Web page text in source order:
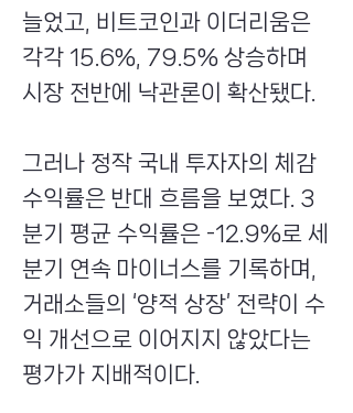
늘었고, 비트코인과 이더리움은
각각 15.6%, 79.5% 상승하며
시장 전반에 낙관론이 확산됐다.
그러나 정작 국내 투자자의 체감
수익률은 반대 흐름을 보였다. 3
분기 평균 수익률은 -12.9%로 세
분기 연속 마이너스를 기록하며,
거래소들의 ‘양적 상장’ 전략이 수
익 개선으로 이어지지 않았다는
평가가 지배적이다.